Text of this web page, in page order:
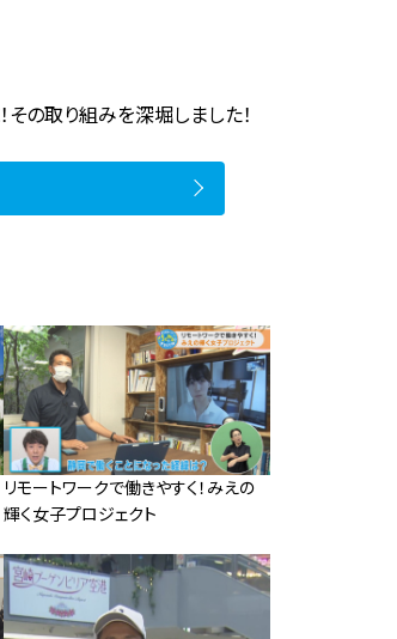
の取り組みを深堀しました！
リモートワークで働きやすく！みえの
輝く女子プロジェクト